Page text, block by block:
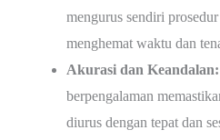
mengurus sendiri
menghemat waktu dan
Akurasi dan Keandalan:
berpengalaman
diurus dengan tepat dan